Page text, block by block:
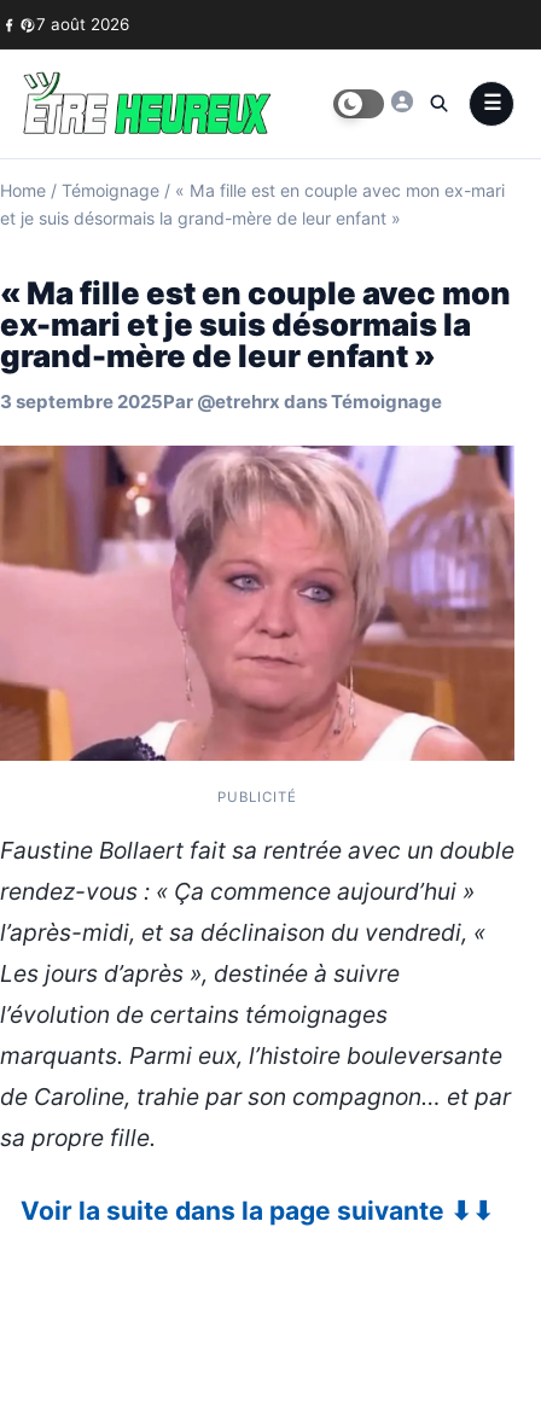
Skip to content
7 août 2026
Home / Témoignage / « Ma fille est en couple avec mon ex-mari
et je suis désormais la grand-mère de leur enfant »
« Ma fille est en couple avec mon
ex-mari et je suis désormais la
grand-mère de leur enfant »
3 septembre 2025Par @etrehrx dansTémoignage
PUBLICITÉ
Faustine Bollaert fait sa rentrée avec un double
rendez-vous : « Ça commence aujourd’hui »
l’après-midi, et sa déclinaison du vendredi, «
Les jours d’après », destinée à suivre
l’évolution de certains témoignages
marquants. Parmi eux, l’histoire bouleversante
de Caroline, trahie par son compagnon… et par
sa propre fille.
Voir la suite dans la page suivante ⬇⬇